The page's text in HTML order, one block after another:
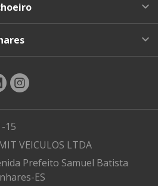
15
VEICULOS LTDA
Prefeito Samuel Batista
ES